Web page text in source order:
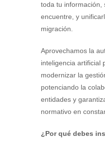
toda tu información,
encuentre, y
migración.
Aprovechamos la
inteligencia artificial
modernizar la
potenciando la
entidades y
normativo en
¿Por qué debes